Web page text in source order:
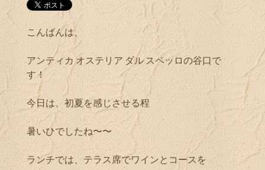
こんばんは、
アンティカ オステリア ダル スペッロの谷口で
す！
今日は、初夏を感じさせる程
暑いひでしたね〜〜
ランチでは、テラス席でワインとコースを